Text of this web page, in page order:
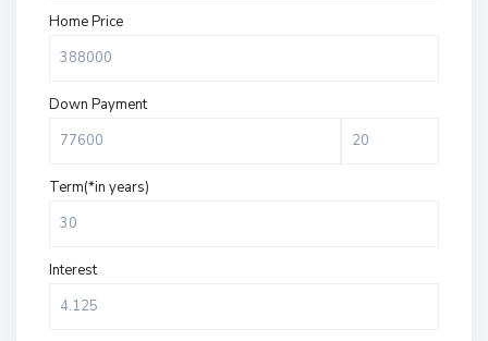
Home Price
Down Payment
Term(*in years)
Interest